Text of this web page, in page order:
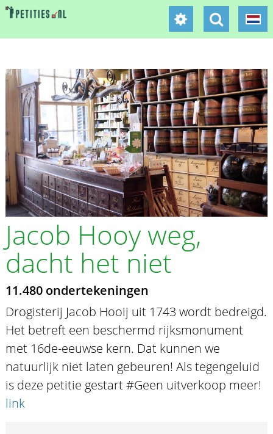
Jacob Hooy weg,
dacht het niet
11.480 ondertekeningen
Drogisterij Jacob Hooij uit 1743 wordt bedreigd.
Het betreft een beschermd rijksmonument
met 16de-eeuwse kern. Dat kunnen we
natuurlijk niet laten gebeuren! Als tegengeluid
is deze petitie gestart #Geen uitverkoop meer!
link